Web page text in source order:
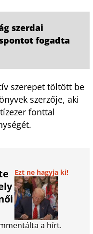
szerdai
fogadta
szerepet töltött be
szerzője, aki
fonttal
Ezt ne hagyja ki!
a hírt.